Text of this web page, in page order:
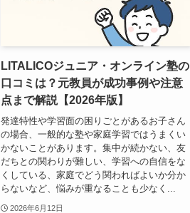
LITALICOジュニア・オンライン塾の
口コミは？元教員が成功事例や注意
点まで解説【2026年版】
発達特性や学習面の困りごとがあるお子さん
の場合、一般的な塾や家庭学習ではうまくい
かないことがあります。集中が続かない、友
だちとの関わりが難しい、学習への自信をな
くしている、家庭でどう関わればよいか分か
らないなど、悩みが重なることも少なく...
2026年6月12日